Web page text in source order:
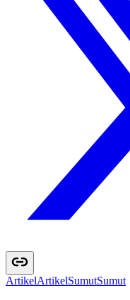
ArtikelArtikelSumutSumut